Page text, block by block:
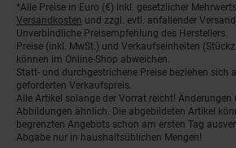
Fußnoten
*Alle Preise in Euro (€) inkl. gesetzlicher
Versandkosten und zzgl. evtl. anfallender
Unverbindliche Preisempfehlung des Herstellers.
Preise (inkl. MwSt.) und Verkaufseinheiten
können im Online-Shop abweichen.
Statt- und durchgestrichene Preise beziehen sich
geforderten Verkaufspreis.
Alle Artikel solange der Vorrat reicht! Änderungen
Abbildungen ähnlich. Die abgebildeten Artikel
begrenzten Angebots schon am ersten Tag
Abgabe nur in haushaltsüblichen Mengen!